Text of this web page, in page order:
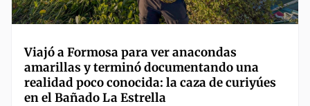
Viajó a Formosa para ver anacondas
amarillas y terminó documentando una
realidad poco conocida: la caza de curiyúes
en el Bañado La Estrella